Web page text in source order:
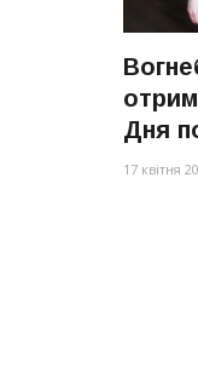
Дня
17 квітня